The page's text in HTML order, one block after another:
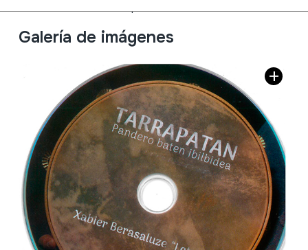
Membranófonos->Golpeados->Panderetas
Galería de imágenes